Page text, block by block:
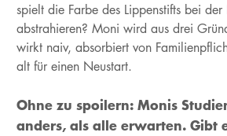
spielt die Farbe des Lippenstifts bei der
abstrahieren? Moni wird aus drei
wirkt naiv, absorbiert von
alt für einen Neustart.
Ohne zu spoilern: Monis
anders, als alle erwarten. Gibt